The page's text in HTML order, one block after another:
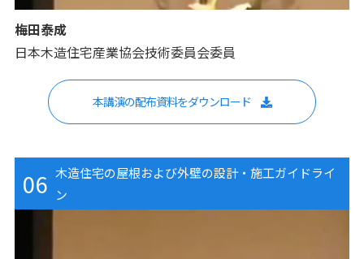
梅田泰成
日本木造住宅産業協会技術委員会委員
本講演の配布資料をダウンロード
06 木造住宅の屋根および外壁の設計・施工ガイドライ
ン